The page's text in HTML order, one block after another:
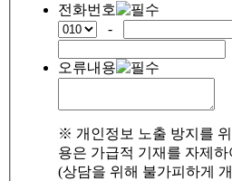
전화번호
-
오류내용
※ 개인정보 노출 방지를
용은 가급적 기재를 자제
(상담을 위해 불가피하게